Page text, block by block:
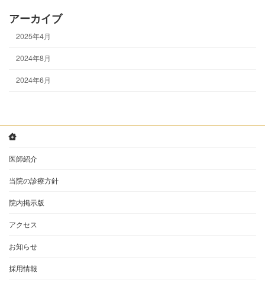
アーカイブ
2025年4月
2024年8月
2024年6月
医師紹介
当院の診療方針
院内掲示版
アクセス
お知らせ
採用情報